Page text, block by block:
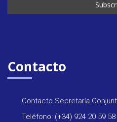
Contacto
Contacto Secretaría
Teléfono: (+34) 924 20 59 58